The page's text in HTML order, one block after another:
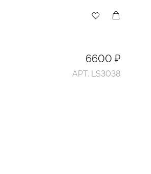
6600 ₽
АРТ. LS3038